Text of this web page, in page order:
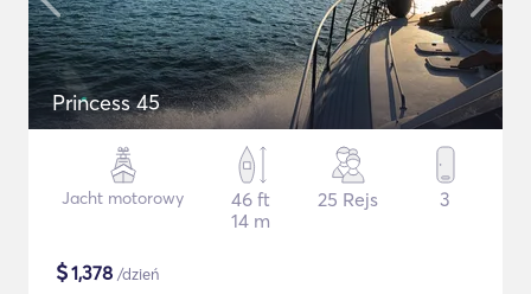
Princess 45
Jacht motorowy
46 ft
14 m
25 Rejs 3
$1,378 /dzień